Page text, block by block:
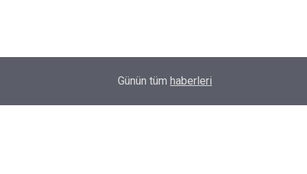
Başkan Torun’dan OSMİD’e ziyaret
Günün tüm haberleri